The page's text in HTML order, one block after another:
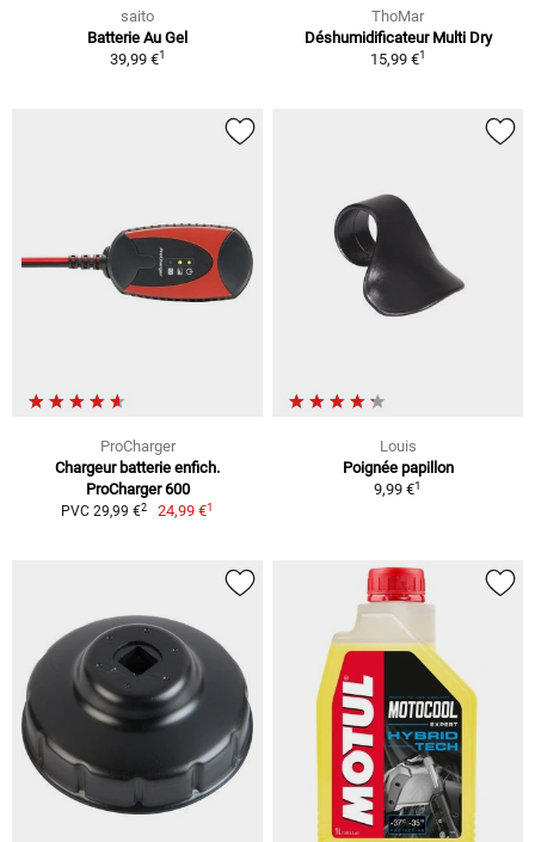
saito
Batterie Au Gel
39,99 €1
ThoMar
Déshumidificateur Multi Dry
15,99 €1
ProCharger
Chargeur batterie enfich.
ProCharger 600
PVC 29,99 €2 24,99 €1
Louis
Poignée papillon
9,99 €1